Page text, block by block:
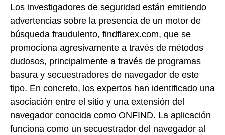
Los investigadores de seguridad están emitiendo
advertencias sobre la presencia de un motor de
búsqueda fraudulento, findflarex.com, que se
promociona agresivamente a través de métodos
dudosos, principalmente a través de programas
basura y secuestradores de navegador de este
tipo. En concreto, los expertos han identificado una
asociación entre el sitio y una extensión del
navegador conocida como ONFIND. La aplicación
funciona como un secuestrador del navegador al